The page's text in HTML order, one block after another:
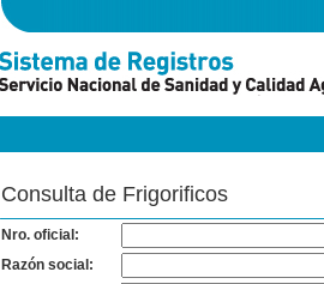
Consulta de Frigorificos
Nro. oficial:
Razón social: